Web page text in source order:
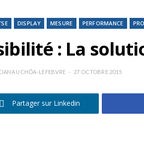
DISPLAY MESURE PERFORMANCE
: La
UCHÔA-LEFEBVRE 27 OCTOBRE 2015
Partager sur Linkedin